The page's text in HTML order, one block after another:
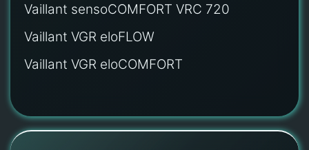
Vaillant sensoCOMFORT VRC 720
Vaillant VGR eloFLOW
Vaillant VGR eloCOMFORT